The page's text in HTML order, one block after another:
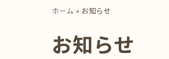
ホーム » お知らせ
お知らせ